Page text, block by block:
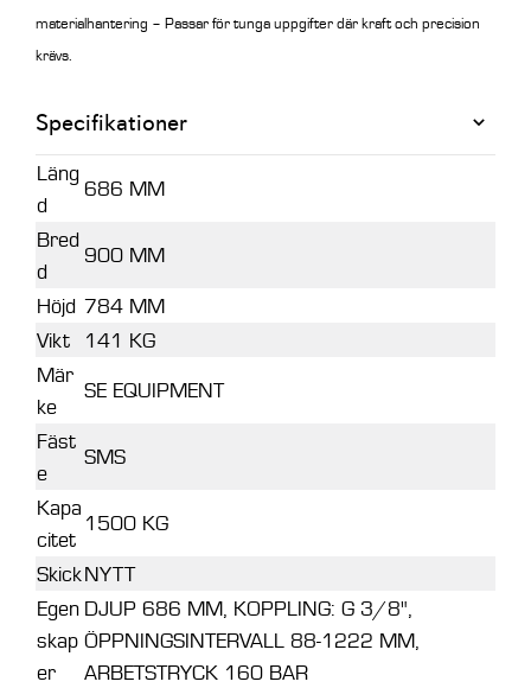
materialhantering – Passar för tunga uppgifter där kraft och precision
krävs.
Specifikationer
Läng
d
686 MM
Bred
d
900 MM
Höjd 784 MM
Vikt
141 KG
Mär
ke
SE EQUIPMENT
Fäst
e
SMS
Kapa
citet
1500 KG
SkickNYTT
Egen
skap
er
DJUP 686 MM, KOPPLING: G 3/8",
ÖPPNINGSINTERVALL 88-1222 MM,
ARBETSTRYCK 160 BAR